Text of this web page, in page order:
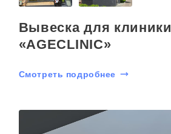
Вывеска для клиники
«AGECLINIC»
Смотреть подробнее